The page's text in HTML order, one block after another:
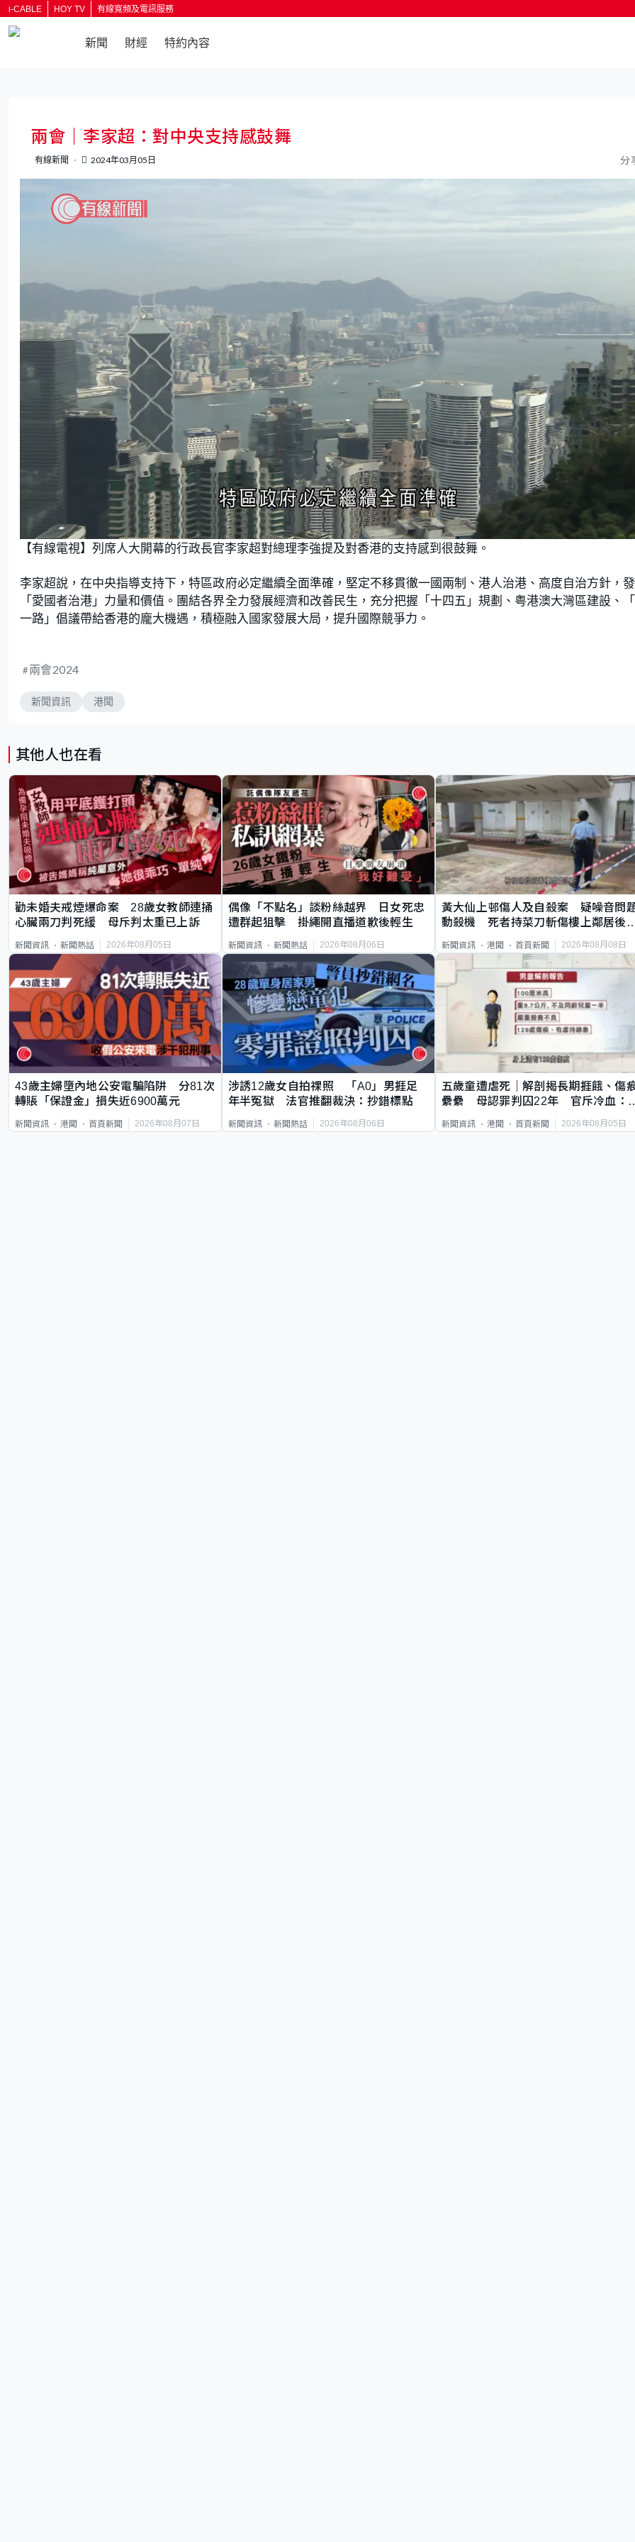
i-CABLE HOY TV 有線寬頻及電訊服務
新聞 財經 特約內容
兩會｜李家超：對中央支持感鼓舞
有線新聞 2024年03月05日 分
U
n
m
u
L
o
a
d
5
0
.
0
0
%
【有線電視】列席人大開幕的行政長官李家超對總理李強提及對香港的支持感到很鼓舞。
李家超說，在中央指導支持下，特區政府必定繼續全面準確，堅定不移貫徹一國兩制、港人治港、高度自治方針，
「愛國者治港」力量和價值。團結各界全力發展經濟和改善民生，充分把握「十四五」規劃、粤港澳大灣區建設、
一路」倡議帶給香港的龐大機遇，積極融入國家發展大局，提升國際競爭力。
兩會2024
新聞資訊 港聞
其他人也在看
勸未婚夫戒煙爆命案 28歲女教師連捅
心臟兩刀判死緩 母斥判太重已上訴
新聞資訊 新聞熱話 2026年08月05日
偶像「不點名」談粉絲越界 日女死忠
遭群起狙擊 掛繩開直播道歉後輕生
新聞資訊 新聞熱話 2026年08月06日
黃大仙上邨傷人及自殺案 疑噪音問
動殺機 死者持菜刀斬傷樓上鄰居後
新聞資訊 港聞 首頁新聞 2026年08月08日
43歲主婦墮內地公安電騙陷阱 分81次
轉賬「保證金」損失近6900萬元
新聞資訊 港聞 首頁新聞 2026年08月07日
涉誘12歲女自拍祼照 「A0」男捱足
年半冤獄 法官推翻裁決：抄錯標點
新聞資訊 新聞熱話 2026年08月06日
五歲童遭虐死｜解剖揭長期捱餓、傷
纍纍 母認罪判囚22年 官斥冷血：
新聞資訊 港聞 首頁新聞 2026年08月05日